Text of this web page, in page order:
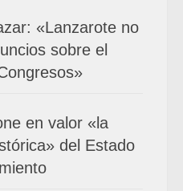
«Lanzarote no
sobre el
en valor «la
del Estado